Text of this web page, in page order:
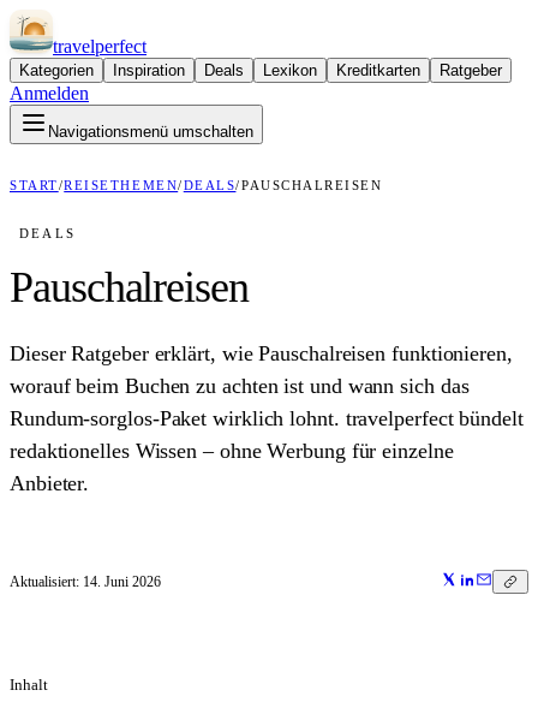
travelperfect
Kategorien Inspiration Deals Lexikon Kreditkarten Ratgeber
Anmelden
Navigationsmenü umschalten
START/REISETHEMEN/DEALS/PAUSCHALREISEN
DEALS
Pauschalreisen
Dieser Ratgeber erklärt, wie Pauschalreisen funktionieren,
worauf beim Buchen zu achten ist und wann sich das
Rundum-sorglos-Paket wirklich lohnt. travelperfect bündelt
redaktionelles Wissen – ohne Werbung für einzelne
Anbieter.
Aktualisiert: 14. Juni 2026
Inhalt